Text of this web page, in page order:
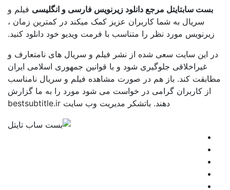
بست سابتایتل مرجع دانلود زیرنویس فارسی و انگلیسی فیلم و
سریال به شما کاربران عزیز کمک میکند در کمترین زمان ،
زیرنویس مورد نظر را متناسب با فرمت ویدیو خود دانلود کنید.
در این سایت سعی شده از نشر فیلم و سریال های نامتعارف و
غیراخلاقی جلوگیری شود و با قوانین جمهوری اسلامی ایران
مطابقت کند. باز هم در صورت مشاهده فیلم و سریال نامناسب
از کاربران گرامی در خواست می شود مورد را به ما گزارش
دهند. باتشکر مدیریت وب سایت bestsubtitle.ir